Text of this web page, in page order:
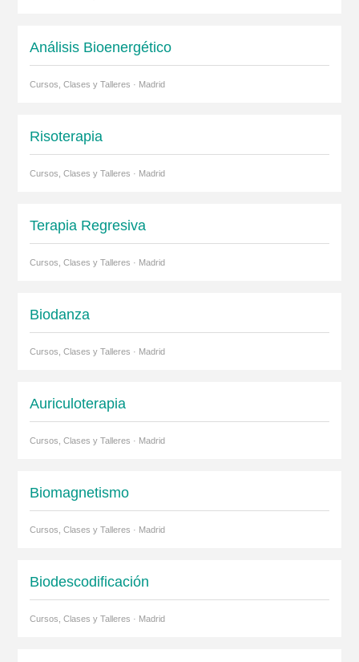
Análisis Bioenergético
Cursos, Clases y Talleres · Madrid
Risoterapia
Cursos, Clases y Talleres · Madrid
Terapia Regresiva
Cursos, Clases y Talleres · Madrid
Biodanza
Cursos, Clases y Talleres · Madrid
Auriculoterapia
Cursos, Clases y Talleres · Madrid
Biomagnetismo
Cursos, Clases y Talleres · Madrid
Biodescodificación
Cursos, Clases y Talleres · Madrid